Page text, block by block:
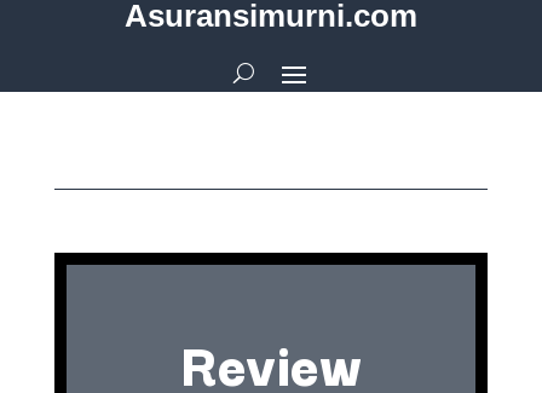
Asuransimurni.com
Review